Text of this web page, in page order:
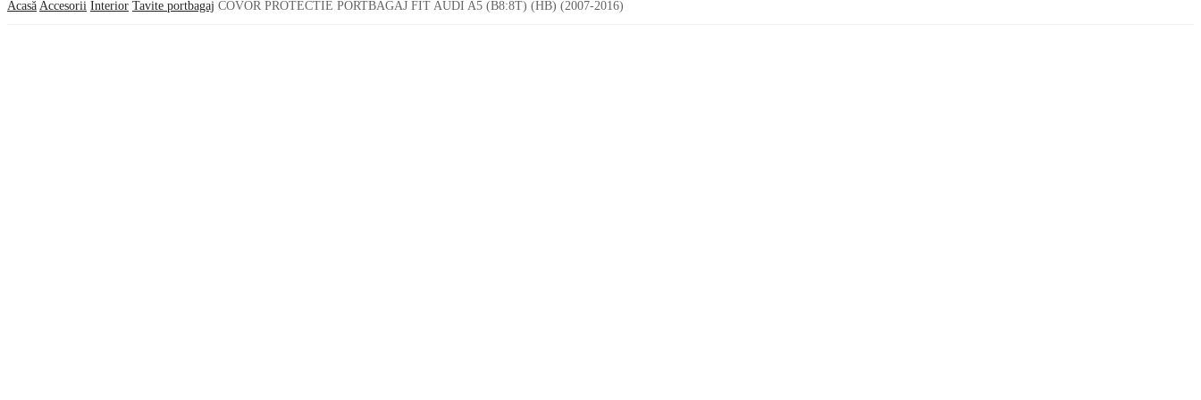
Acasă Accesorii Interior Tavite portbagaj COVOR PROTECTIE PORTBAGAJ FIT AUDI A5 (B8:8T) (HB) (2007-2016)